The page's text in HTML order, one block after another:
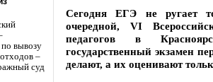
вывозу
–
суд
Сегодня ЕГЭ не ругает
очередной, VI
педагогов в
государственный экзамен
делают, а их оценивают